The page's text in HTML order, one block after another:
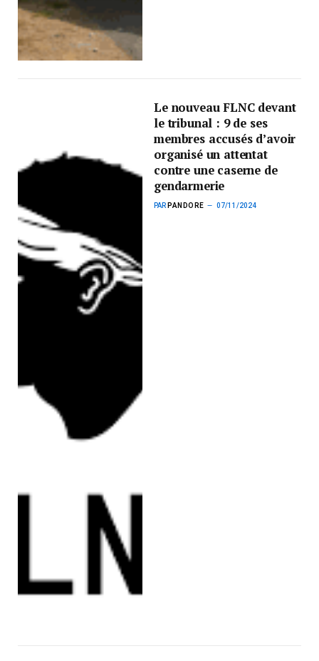
Le nouveau FLNC devant
le tribunal : 9 de ses
membres accusés d’avoir
organisé un attentat
contre une caserne de
gendarmerie
PAR PANDORE 07/11/2024